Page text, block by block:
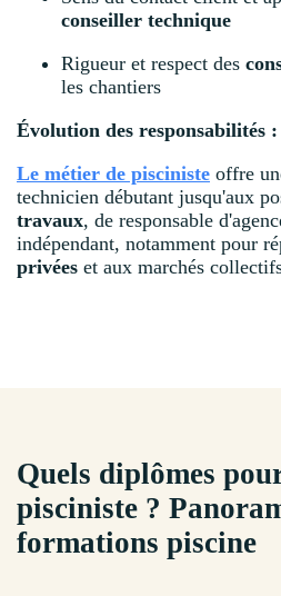
conseiller technique
Rigueur et respect des
les chantiers
Évolution des responsabilités :
Le métier de pisciniste offre
technicien débutant jusqu'aux
travaux, de responsable
indépendant, notamment pour
privées et aux marchés
Quels diplômes
pisciniste ?
formations piscine